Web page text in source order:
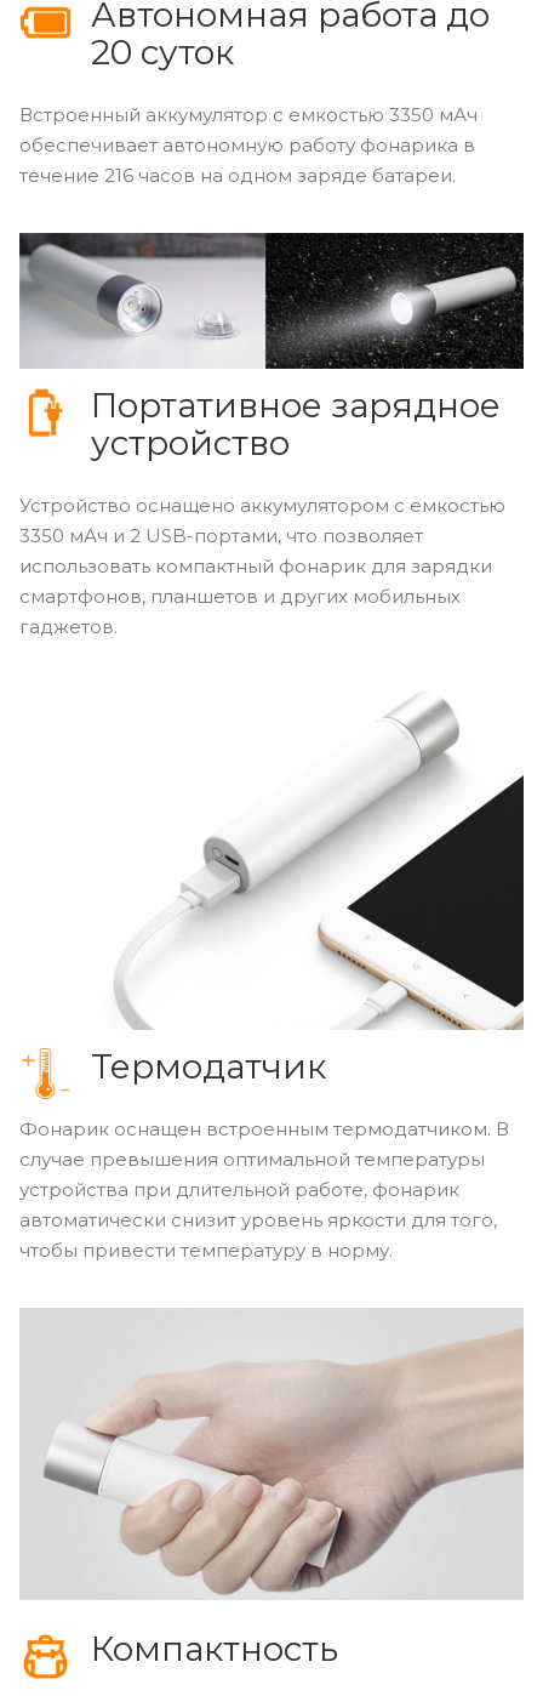
Автономная работа до
20 суток
Встроенный аккумулятор с емкостью 3350 мАч
обеспечивает автономную работу фонарика в
течение 216 часов на одном заряде батареи.
Портативное зарядное
устройство
Устройство оснащено аккумулятором с емкостью
3350 мАч и 2 USB-портами, что позволяет
использовать компактный фонарик для зарядки
смартфонов, планшетов и других мобильных
гаджетов.
Термодатчик
Фонарик оснащен встроенным термодатчиком. В
случае превышения оптимальной температуры
устройства при длительной работе, фонарик
автоматически снизит уровень яркости для того,
чтобы привести температуру в норму.
Компактность